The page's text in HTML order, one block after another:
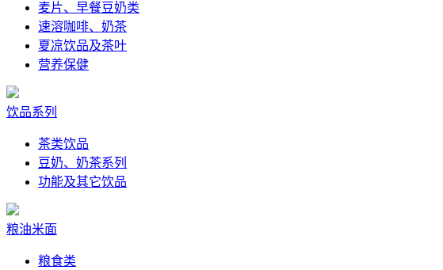
麦片、早餐豆奶类
速溶咖啡、奶茶
夏凉饮品及茶叶
营养保健
饮品系列
茶类饮品
豆奶、奶茶系列
功能及其它饮品
粮油米面
粮食类